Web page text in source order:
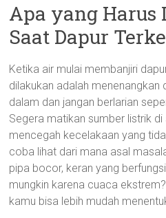
Apa yang Harus
Saat Dapur
Ketika air mulai membanjiri
dilakukan adalah menenangkan
dalam dan jangan berlarian
Segera matikan sumber listrik
mencegah kecelakaan yang
coba lihat dari mana asal
pipa bocor, keran yang
mungkin karena cuaca
kamu bisa lebih mudah